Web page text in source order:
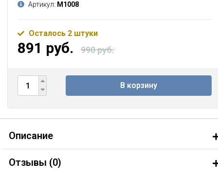
Артикул: М1008
Осталось 2 штуки
891 руб. 990 руб.
В корзину
Описание
Отзывы (0)